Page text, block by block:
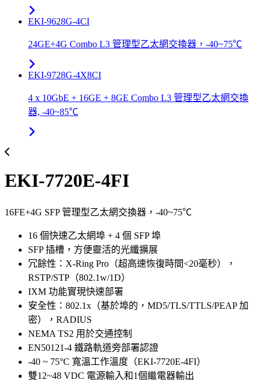
EKI-9628G-4CI
24GE+4G Combo L3 管理型乙太網交換器，-40~75℃
EKI-9728G-4X8CI
4 x 10GbE + 16GE + 8GE Combo L3 管理型乙太網交換
器, -40~85℃
EKI-7720E-4FI
16FE+4G SFP 管理型乙太網交換器，-40~75℃
16 個快速乙太網埠 + 4 個 SFP 埠
SFP 插槽，方便靈活的光纖擴展
冗餘性：X-Ring Pro（超高速恢復時間<20毫秒），
RSTP/STP（802.1w/1D）
IXM 功能實現快速部署
安全性：802.1x（基於埠的，MD5/TLS/TTLS/PEAP 加
密），RADIUS
NEMA TS2 用於交通控制
EN50121-4 鐵路軌道旁部署認證
-40 ~ 75°C 寬溫工作溫度（EKI-7720E-4FI）
雙12~48 VDC 電源輸入和1個繼電器輸出